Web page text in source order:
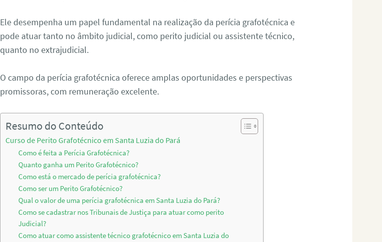
Ele desempenha um papel fundamental na realização da perícia grafotécnica e
pode atuar tanto no âmbito judicial, como perito judicial ou assistente técnico,
quanto no extrajudicial.
O campo da perícia grafotécnica oferece amplas oportunidades e perspectivas
promissoras, com remuneração excelente.
Resumo do Conteúdo
Curso de Perito Grafotécnico em Santa Luzia do Pará
Como é feita a Perícia Grafotécnica?
Quanto ganha um Perito Grafotécnico?
Como está o mercado de perícia grafotécnica?
Como ser um Perito Grafotécnico?
Qual o valor de uma perícia grafotécnica em Santa Luzia do Pará?
Como se cadastrar nos Tribunais de Justiça para atuar como perito
Judicial?
Como atuar como assistente técnico grafotécnico em Santa Luzia do